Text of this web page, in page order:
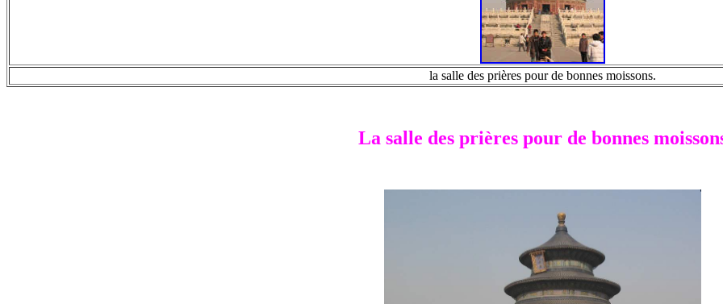
la salle des prières pour de bonnes moissons.
La salle des prières pour de bonnes